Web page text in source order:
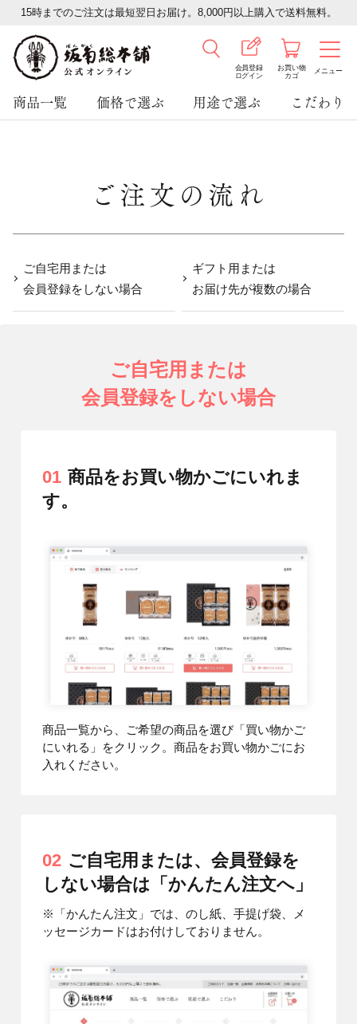
15時までのご注文は最短翌日お届け。8,000円以上購入で送料無料。
会員登録
ログイン
お買い物
カゴ
メニュー
商品一覧 価格で選ぶ 用途で選ぶ こだわり
ご注文の流れ
ご自宅用または
会員登録をしない場合
ギフト用または
お届け先が複数の場合
ご自宅用または
会員登録をしない場合
01 商品をお買い物かごにいれま
す。
商品一覧から、ご希望の商品を選び「買い物かご
にいれる」をクリック。商品をお買い物かごにお
入れください。
02 ご自宅用または、会員登録を
しない場合は「かんたん注文へ」
※「かんたん注文」では、のし紙、手提げ袋、メ
ッセージカードはお付けしておりません。